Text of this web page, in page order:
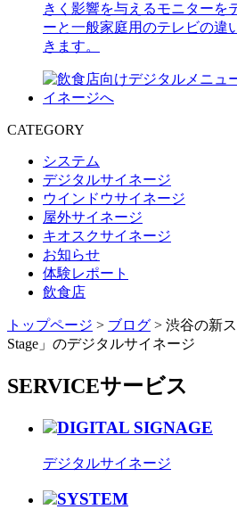
きく影響を与えるモニターを
ーと一般家庭用のテレビの違
きます。
CATEGORY
システム
デジタルサイネージ
ウインドウサイネージ
屋外サイネージ
キオスクサイネージ
お知らせ
体験レポート
飲食店
トップページ > ブログ > 渋谷の新ス
Stage」のデジタルサイネージ
SERVICEサービス
DIGITAL SIGNAGE
デジタルサイネージ
SYSTEM